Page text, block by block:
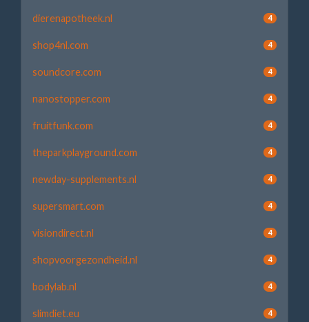
dierenapotheek.nl 4
shop4nl.com 4
soundcore.com 4
nanostopper.com 4
fruitfunk.com 4
theparkplayground.com 4
newday-supplements.nl 4
supersmart.com 4
visiondirect.nl 4
shopvoorgezondheid.nl 4
bodylab.nl 4
slimdiet.eu 4